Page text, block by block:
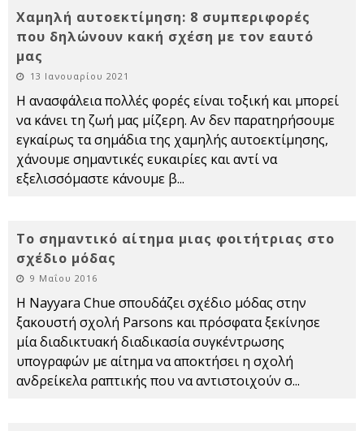
Χαμηλή αυτοεκτίμηση: 8 συμπεριφορές
που δηλώνουν κακή σχέση με τον εαυτό
μας
13 Ιανουαρίου 2021
Η ανασφάλεια πολλές φορές είναι τοξική και μπορεί
να κάνει τη ζωή μας μίζερη. Αν δεν παρατηρήσουμε
εγκαίρως τα σημάδια της χαμηλής αυτοεκτίμησης,
χάνουμε σημαντικές ευκαιρίες και αντί να
εξελισσόμαστε κάνουμε β...
Το σημαντικό αίτημα μιας φοιτήτριας στο
σχέδιο μόδας
9 Μαΐου 2016
Η Nayyara Chue σπουδάζει σχέδιο μόδας στην
ξακουστή σχολή Parsons και πρόσφατα ξεκίνησε
μία διαδικτυακή διαδικασία συγκέντρωσης
υπογραφών με αίτημα να αποκτήσει η σχολή
ανδρείκελα ραπτικής που να αντιστοιχούν σ...